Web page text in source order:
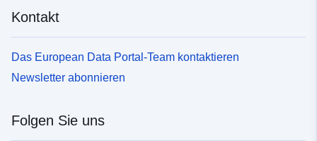
Kontakt
Das European Data Portal-Team kontaktieren
Newsletter abonnieren
Folgen Sie uns